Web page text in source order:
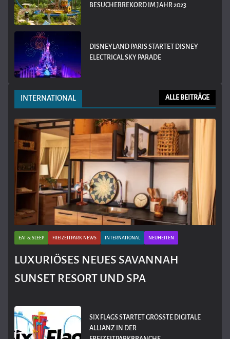
BESUCHERREKORD IM JAHR 2023
DISNEYLAND PARIS STARTET DISNEY
ELECTRICAL SKY PARADE
INTERNATIONAL ALLE BEITRÄGE
EAT & SLEEP FREIZEITPARK NEWS INTERNATIONAL NEUHEITEN
LUXURIÖSES NEUES SAVANNAH
SUNSET RESORT UND SPA
SIX FLAGS STARTET GRÖSSTE DIGITALE A
LLIANZ IN DER F